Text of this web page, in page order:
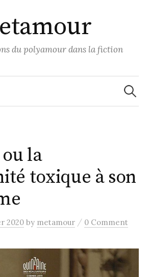
du polyamour dans la fiction
la
toxique à son
2020 by metamour / 0 Comment